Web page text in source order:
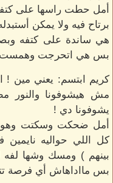
أمل حطت راسها على
برتاح فيه ولا يمكن
هي ساندة على كتفه
بس هي اتحرجت وهمست:
كريم ابتسم: يعني مين !
مش هيشوفونا والنور
يشوفونا دي !
أمل ضحكت وسكتت
كل اللي حواليه نايمين
بينهم ) ومسك وشها لفه
بس مااداهاش أي فرصة